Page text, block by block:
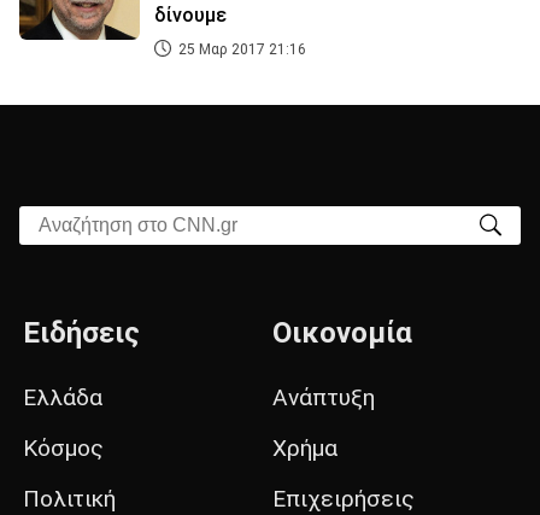
δίνουμε
25 Μαρ 2017 21:16
Αναζήτηση στο CNN.gr
Ειδήσεις
Ελλάδα
Κόσμος
Πολιτική
Οικονομία
Ανάπτυξη
Χρήμα
Επιχειρήσεις